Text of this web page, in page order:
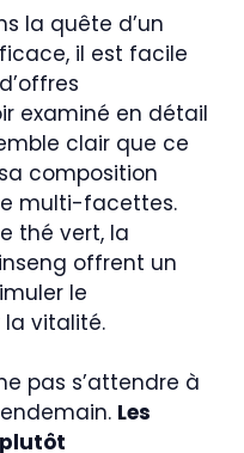
la quête d’un
il est facile
examiné en détail
clair que ce
composition
multi-facettes.
thé vert, la
offrent un
le
vitalité.
pas s’attendre à
Les